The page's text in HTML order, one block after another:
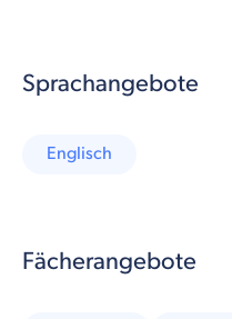
Sprachangebote
Englisch
Fächerangebote